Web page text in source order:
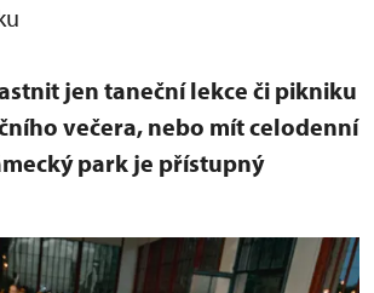
jen taneční lekce či pikniku
večera, nebo mít celodenní
park je přístupný